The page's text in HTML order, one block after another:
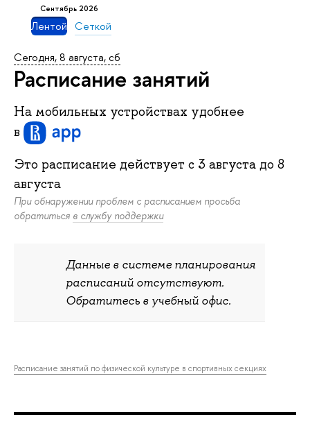
сентябрь 2026
Лентой Сеткой
Сегодня, 8 августа, сб
Расписание занятий
На мобильных устройствах удобнее
в
Это расписание действует c 3 августа до 8
августа
При обнаружении проблем с расписанием просьба
обратиться в службу поддержки
Данные в системе планирования
расписаний отсутствуют.
Обратитесь в учебный офис.
Расписание занятий по физической культуре в спортивных секциях